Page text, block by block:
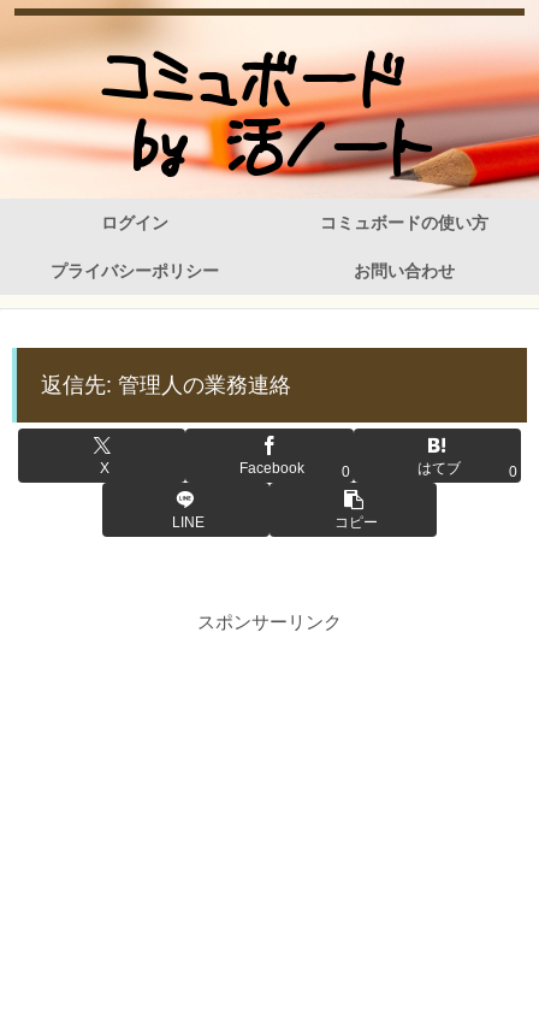
ログイン コミュボードの使い方
プライバシーポリシー お問い合わせ
返信先: 管理人の業務連絡
X Facebook 0 はてブ 0
LINE コピー
スポンサーリンク